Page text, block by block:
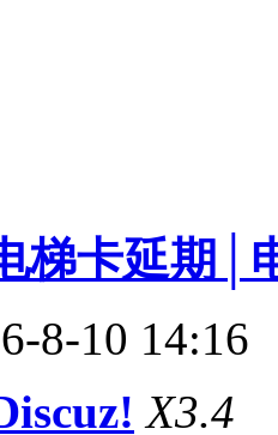
梯卡延期│
8-10 14:16
X3.4